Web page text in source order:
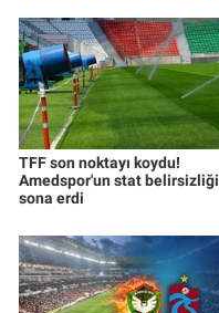
TFF son noktayı koydu!
Amedspor'un stat belirsizliği
sona erdi